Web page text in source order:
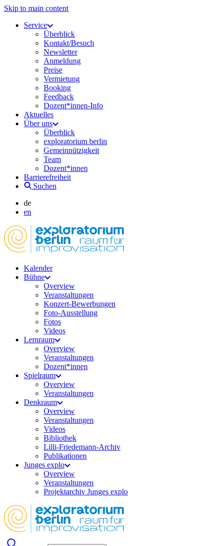
Skip to main content
Service
Überblick
Kontakt/Besuch
Newsletter
Anmeldung
Preise
Vermietung
Booking
Feedback
Dozent*innen-Info
Aktuelles
Über uns
Überblick
exploratorium berlin
Gemeinnützigkeit
Team
Dozent*innen
Barrierefreiheit
Suchen
de
en
Kalender
Bühne
Overview
Veranstaltungen
Konzert-Bewerbungen
Foto-Ausstellung
Fotos
Videos
Lernraum
Overview
Veranstaltungen
Dozent*innen
Spielraum
Overview
Veranstaltungen
Denkraum
Overview
Veranstaltungen
Videos
Bibliothek
Lilli-Friedemann-Archiv
Publikationen
Junges explo
Overview
Veranstaltungen
Projektarchiv Junges explo